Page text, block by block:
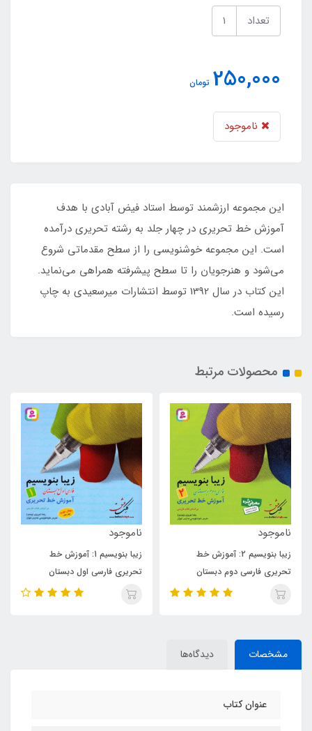
تعداد
250,000 تومان
ناموجود
این مجموعه ارزشمند توسط استاد فیض آبادی با هدف
آموزش خط تحریری در چهار جلد به رشته تحریری درآمده
است. این مجموعه خوشنویسی را از سطح مقدماتی شروع
می‌شود و هنرجویان را تا سطح پیشرفته همراهی می‌نماید.
این کتاب در سال 1392 توسط انتشارات میرسعیدی به چاپ
رسیده است.
محصولات مرتبط
ناموجود
زیبا بنویسیم 1: آموزش خط
تحریری فارسی اول دبستان
100,000
آموزش گام به گام خط تحریری
موافق با کتاب فارسی خوانداری
پایه‌ی چهارم ابتدایی
مشخصات دیدگاه‌ها
عنوان کتاب